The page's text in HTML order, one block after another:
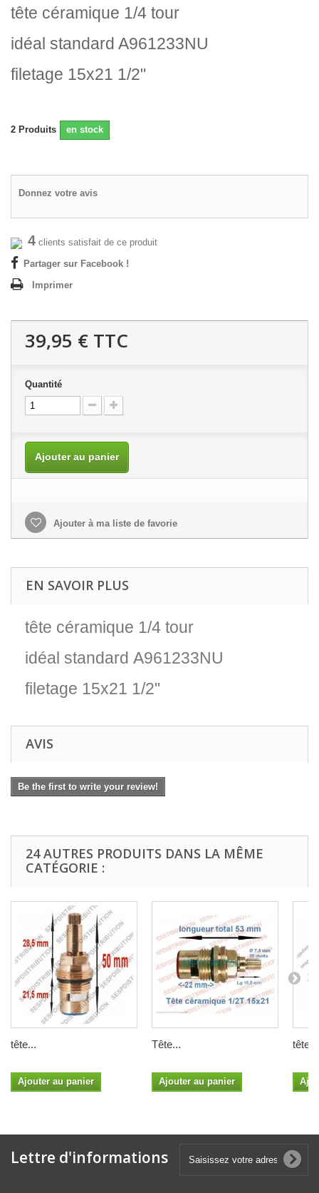
tête céramique 1/4 tour
idéal standard A961233NU
filetage 15x21 1/2"
2 Produits en stock
Donnez votre avis
4 clients satisfait de ce produit
Partager sur Facebook !
Imprimer
39,95 € TTC
Quantité
Ajouter au panier
Ajouter à ma liste de favorie
EN SAVOIR PLUS
tête céramique 1/4 tour
idéal standard A961233NU
filetage 15x21 1/2"
AVIS
Be the first to write your review!
24 AUTRES PRODUITS DANS LA MÊME
CATÉGORIE :
tête...
Ajouter au panier
Tête...
Ajouter au panier
tête...
Lettre d'informations